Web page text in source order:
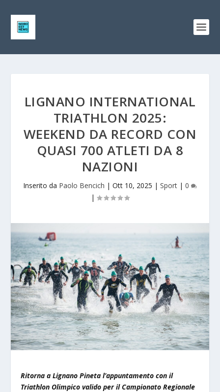
LIGNANO INTERNATIONAL
TRIATHLON 2025:
WEEKEND DA RECORD CON
QUASI 700 ATLETI DA 8
NAZIONI
Inserito da Paolo Bencich | Ott 10, 2025 | Sport | 0
|
Ritorna a Lignano Pineta l’appuntamento con il
Triathlon Olimpico valido per il Campionato Regionale